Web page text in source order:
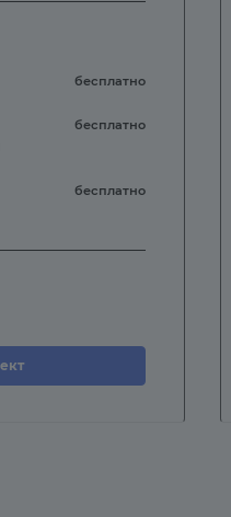
бесплатно
бесплатно
бесплатно